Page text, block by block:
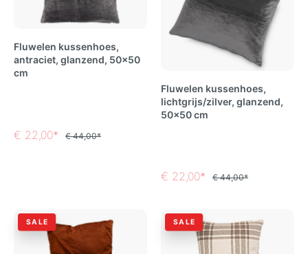
Fluwelen kussenhoes,
antraciet, glanzend, 50x50
cm
€ 22,00* € 44,00*
Fluwelen kussenhoes,
lichtgrijs/zilver, glanzend,
50x50 cm
€ 22,00* € 44,00*
SALE SALE